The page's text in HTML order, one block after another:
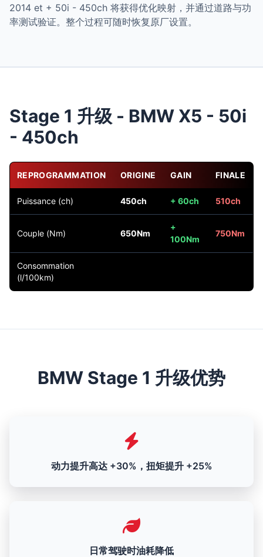
2014 et + 50i - 450ch 将获得优化映射，并通过道路与功
率测试验证。整个过程可随时恢复原厂设置。
Stage 1 升级 - BMW X5 - 50i
- 450ch
REPROGRAMMATION ORIGINE GAIN FINALE
Puissance (ch) 450ch + 60ch 510ch
Couple (Nm) 650Nm
+
100Nm
750Nm
Consommation
(l/100km)
BMW Stage 1 升级优势
动力提升高达 +30%，扭矩提升 +25%
日常驾驶时油耗降低